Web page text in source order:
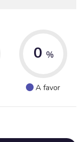
0 %
A favor